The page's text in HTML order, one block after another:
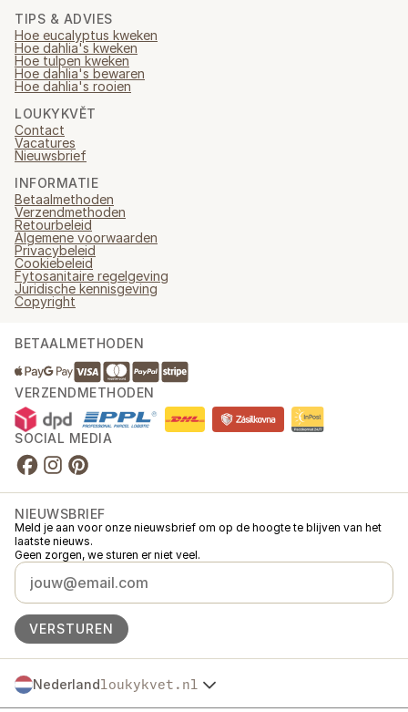
TIPS & ADVIES
Hoe eucalyptus kweken
Hoe dahlia's kweken
Hoe tulpen kweken
Hoe dahlia's bewaren
Hoe dahlia's rooien
LOUKYKVĚT
Contact
Vacatures
Nieuwsbrief
INFORMATIE
Betaalmethoden
Verzendmethoden
Retourbeleid
Algemene voorwaarden
Privacybeleid
Cookiebeleid
Fytosanitaire regelgeving
Juridische kennisgeving
Copyright
BETAALMETHODEN
VERZENDMETHODEN
SOCIAL MEDIA
NIEUWSBRIEF
Meld je aan voor onze nieuwsbrief om op de hoogte te blijven van het
laatste nieuws.
Geen zorgen, we sturen er niet veel.
VERSTUREN
Nederlandloukykvet.nl
Česko